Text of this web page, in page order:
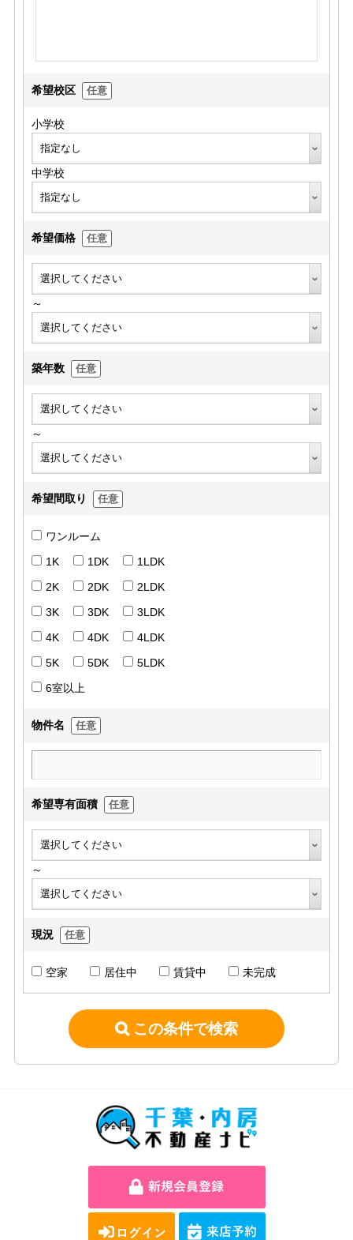
千葉都市モノレール１号線
千葉都市モノレール２号線
希望校区 任意
小学校
中学校
希望価格 任意
～
築年数 任意
～
希望間取り 任意
ワンルーム
1K
1DK
1LDK
2K
2DK
2LDK
3K
3DK
3LDK
4K
4DK
4LDK
5K
5DK
5LDK
6室以上
物件名 任意
希望専有面積 任意
～
現況 任意
空家 居住中 賃貸中 未完成